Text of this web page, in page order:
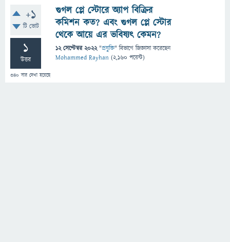
+1
টি ভোট
1
উত্তর
340 বার দেখা হয়েছে
গুগল প্লে স্টোরে অ্যাপ বিক্রির
কমিশন কত? এবং গুগল প্লে স্টোর
থেকে আয়ে এর ভবিষ্যৎ কেমন?
12 সেপ্টেম্বর 2022 "প্রযুক্তি" বিভাগে জিজ্ঞাসাকরেছেন
Mohammed Rayhan (2,160 পয়েন্ট)